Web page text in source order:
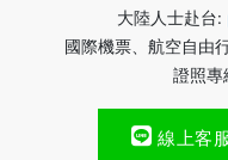
大陸人士赴台:
國際機票、航空自由
證照
線上客